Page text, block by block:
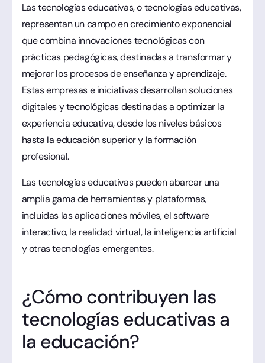
Las tecnologías educativas, o tecnologías educativas,
representan un campo en crecimiento exponencial
que combina innovaciones tecnológicas con
prácticas pedagógicas, destinadas a transformar y
mejorar los procesos de enseñanza y aprendizaje.
Estas empresas e iniciativas desarrollan soluciones
digitales y tecnológicas destinadas a optimizar la
experiencia educativa, desde los niveles básicos
hasta la educación superior y la formación
profesional.
Las tecnologías educativas pueden abarcar una
amplia gama de herramientas y plataformas,
incluidas las aplicaciones móviles, el software
interactivo, la realidad virtual, la inteligencia artificial
y otras tecnologías emergentes.
¿Cómo contribuyen las
tecnologías educativas a
la educación?